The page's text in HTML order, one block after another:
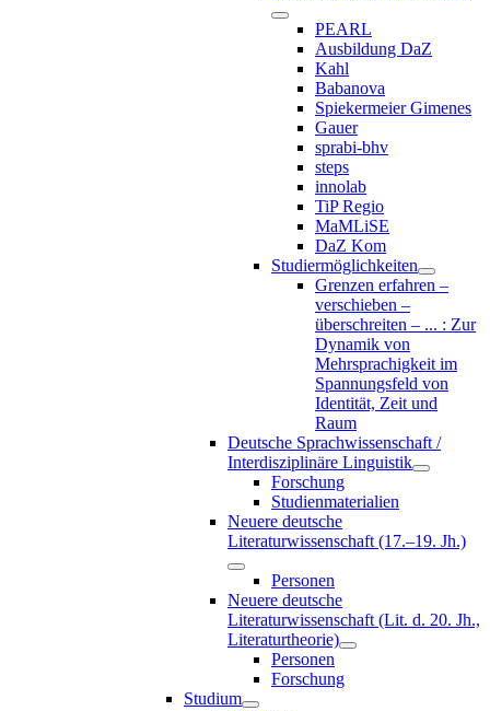
PEARL
Ausbildung DaZ
Kahl
Babanova
Spiekermeier Gimenes
Gauer
sprabi-bhv
steps
innolab
TiP Regio
MaMLiSE
DaZ Kom
Studiermöglichkeiten
Grenzen erfahren –
verschieben –
überschreiten – ... : Zur
Dynamik von
Mehrsprachigkeit im
Spannungsfeld von
Identität, Zeit und
Raum
Deutsche Sprachwissenschaft /
Interdisziplinäre Linguistik
Forschung
Studienmaterialien
Neuere deutsche
Literaturwissenschaft (17.–19. Jh.)
Personen
Neuere deutsche
Literaturwissenschaft (Lit. d. 20. Jh.,
Literaturtheorie)
Personen
Forschung
Studium